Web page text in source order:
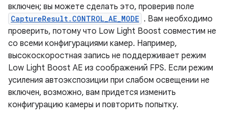
включен; вы можете сделать это, проверив поле
CaptureResult.CONTROL_AE_MODE . Вам необходимо
проверить, потому что Low Light Boost совместим не
со всеми конфигурациями камер. Например,
высокоскоростная запись не поддерживает режим
Low Light Boost AE из соображений FPS. Если режим
усиления автоэкспозиции при слабом освещении не
включен, возможно, вам придется изменить
конфигурацию камеры и повторить попытку.